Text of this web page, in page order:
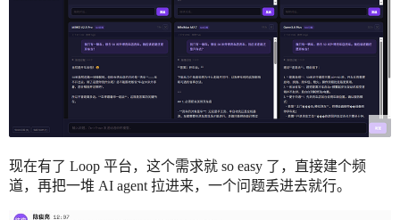
现在有了 Loop 平台，这个需求就 so easy 了，直接建个频
道，再把一堆 AI agent 拉进来，一个问题丢进去就行。